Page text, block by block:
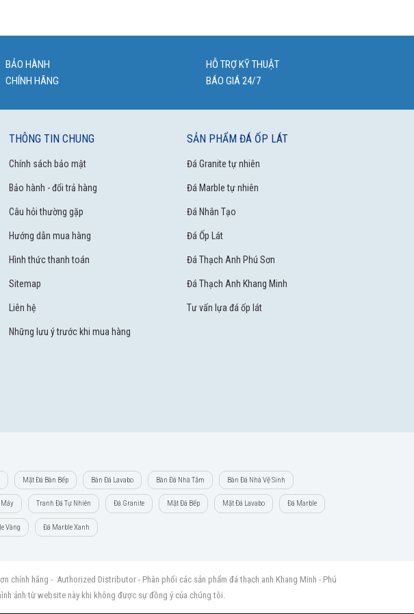
BẢO HÀNH
CHÍNH HÃNG
HỖ TRỢ KỸ THUẬT
BÁO GIÁ 24/7
THÔNG TIN CHUNG
Chính sách bảo mật
Bảo hành - đổi trả hàng
Câu hỏi thường gặp
Hướng dẫn mua hàng
Hình thức thanh toán
Sitemap
Liên hệ
Những lưu ý trước khi mua hàng
SẢN PHẨM ĐÁ ỐP LÁT
Đá Granite tự nhiên
Đá Marble tự nhiên
Đá Nhân Tạo
Đá Ốp Lát
Đá Thạch Anh Phú Sơn
Đá Thạch Anh Khang Minh
Tư vấn lựa đá ốp lát
Mặt Đá Bàn Bếp Bàn Đá Lavabo Bàn Đá Nhà Tắm Bàn Đá Nhà Vệ Sinh
Máy Tranh Đá Tự Nhiên Đá Granite Mặt Đá Bếp Mặt Đá Lavabo Đá Marble
Vàng Đá Marble Xanh
chính hãng - Authorized Distributor - Phân phối các sản phẩm đá thạch anh Khang Minh - Phú
ảnh từ website này khi không được sự đồng ý của chúng tôi.